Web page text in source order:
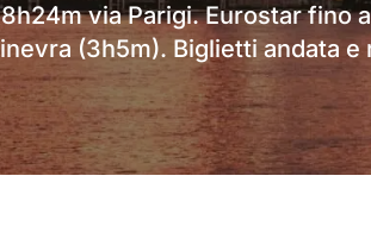
via Parigi. Eurostar fino
(3h5m). Biglietti andata e